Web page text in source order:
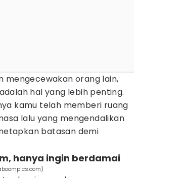
mengecewakan orang lain,
hal yang lebih penting.
kamu telah memberi ruang
lalu yang mengendalikan
batasan demi
hanya ingin berdamai